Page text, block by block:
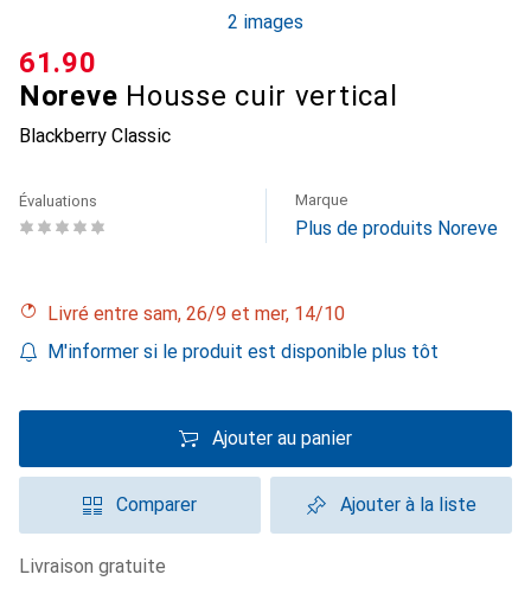
2 images
Noreve Housse cuir vertical
Blackberry Classic
CHF
61.90
Évaluations Marque
Plus de produits Noreve
Livré entre sam, 26/9 et mer, 14/10
M'informer si le produit est disponible plus tôt
Ajouter au panier
Comparer Ajouter à la liste
livraison gratuite